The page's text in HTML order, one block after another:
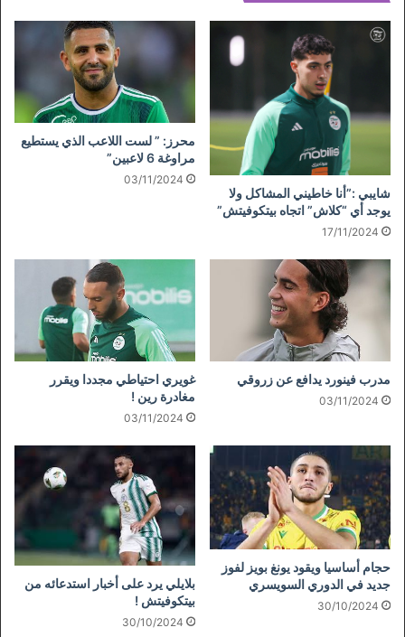
شايبي :”أنا خاطيني المشاكل ولا
يوجد أي “كلاش” اتجاه بيتكوفيتش”
17/11/2024
محرز: ” لست اللاعب الذي يستطيع
مراوغة 6 لاعبين”
03/11/2024
مدرب فينورد يدافع عن زروقي
03/11/2024
غويري احتياطي مجددا ويقرر
مغادرة رين !
03/11/2024
حجام أساسيا ويقود يونغ بويز لفوز
جديد في الدوري السويسري
30/10/2024
بلايلي يرد على أخبار استدعائه من
بيتكوفيتش !
30/10/2024